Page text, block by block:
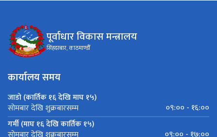
पूर्वाधार विकास मन्त्रालय
सिंहदरबार, काठमाण्डौँ
कार्यालय समय
जाडो (कार्तिक १६ देखि माघ १५)
सोमबार देखि शुक्रबारसम्म
०९:०० - १६:००
गर्मी (माघ १६ देखि कार्तिक १५)